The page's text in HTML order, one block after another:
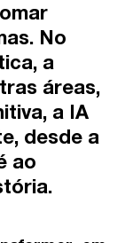
No
a
áreas,
a IA
desde a
ao